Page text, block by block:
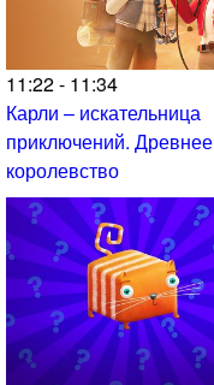
11:22 - 11:34
Карли – искательница
приключений. Древнее
королевство